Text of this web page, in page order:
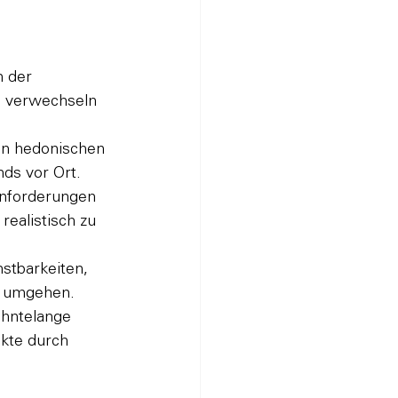
der
verwechseln
hedonischen
vor Ort.
zu
durch